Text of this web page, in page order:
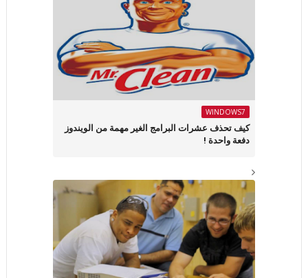
WINDOWS7
كيف تحذف عشرات البرامج الغير مهمة من الويندوز
دفعة واحدة !